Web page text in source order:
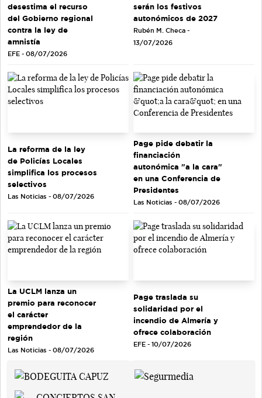
desestima el recurso
del Gobierno regional
contra la ley de
amnistía
EFE - 08/07/2026
serán los festivos
autonómicos de 2027
Rubén M. Checa -
13/07/2026
La reforma de la ley
de Policías Locales
simplifica los procesos
selectivos
Las Noticias - 08/07/2026
Page pide debatir la
financiación
autonómica "a la cara"
en una Conferencia de
Presidentes
Las Noticias - 08/07/2026
La UCLM lanza un
premio para reconocer
el carácter
emprendedor de la
región
Las Noticias - 08/07/2026
Page traslada su
solidaridad por el
incendio de Almería y
ofrece colaboración
EFE - 10/07/2026